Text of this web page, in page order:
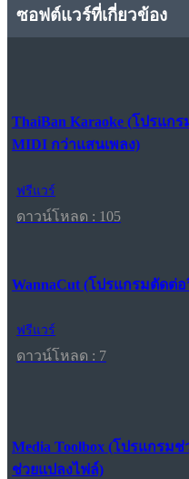
ซอฟต์แวร์ที่เกี่ยวข้อง
ThaiBan Karaoke (โปรแก
MIDI กว่าแสนเพลง)
ฟรีแวร์
ดาวน์โหลด : 105
WannaCut (โปรแกรมตัดต่
ฟรีแวร์
ดาวน์โหลด : 7
Media Toolbox (โปรแกรม
ช่วยแปลงไฟล์)